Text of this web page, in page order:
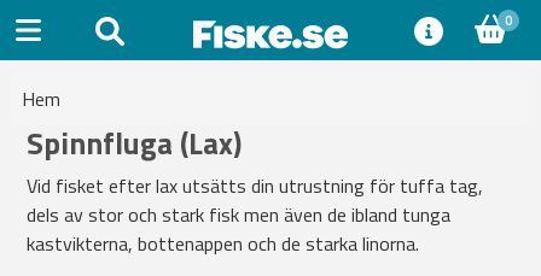
0
Hem
Spinnfluga (Lax)
Vid fisket efter lax utsätts din utrustning för tuffa tag,
dels av stor och stark fisk men även de ibland tunga
kastvikterna, bottenappen och de starka linorna.